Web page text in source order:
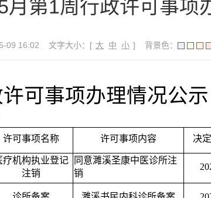
第1周行政许可事项
09 16:02 文字大小：[ 大 中 小 ] 背景色：
可事项办理情况公示
许可事项名称 许可事项内容 决
疗机构执业登记
注销
同意濉溪圣康中医诊所注
销